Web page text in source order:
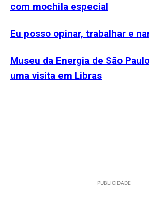
com mochila especial
Eu posso opinar, trabalhar e
Museu da Energia de São
uma visita em Libras
PUBLICIDADE